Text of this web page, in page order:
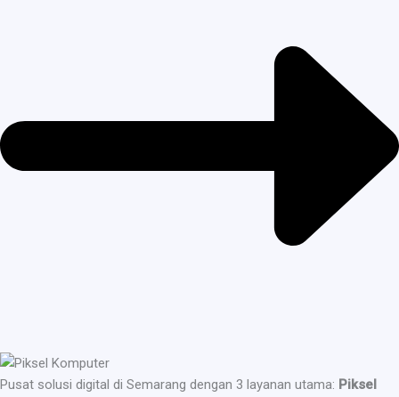
Pusat solusi digital di Semarang dengan 3 layanan utama: Piksel